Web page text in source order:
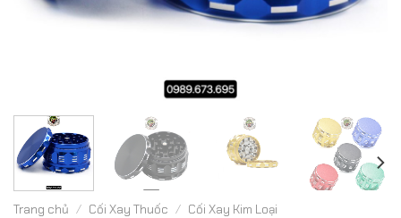
Trang chủ / Cối Xay Thuốc / Cối Xay Kim Loại